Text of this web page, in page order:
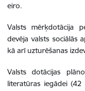
eiro.
Valsts mērķdotācija
devēja valsts sociālās
kā arī uzturēšanas
Valsts dotācijas
literatūras iegādei